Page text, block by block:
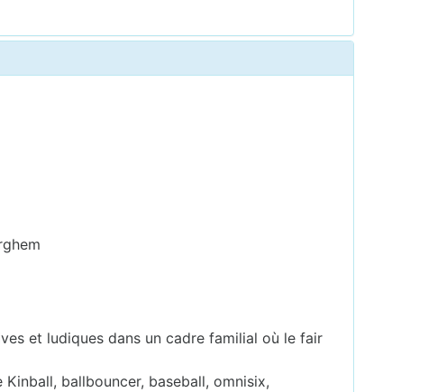
et ludiques dans un cadre familial où le fair
ballbouncer, baseball, omnisix,